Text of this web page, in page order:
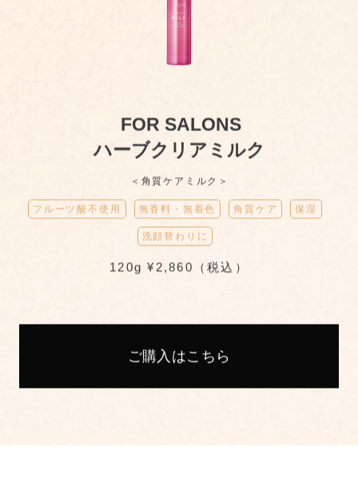
FOR SALONS
ハーブクリアミルク
＜角質ケアミルク＞
フルーツ酸不使用 無香料・無着色 角質ケア 保湿
洗顔替わりに
120g ¥2,860（税込）
ご購入はこちら